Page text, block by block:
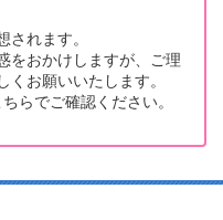
されます。
をおかけしますが、ご理
お願いいたします。
らでご確認ください。